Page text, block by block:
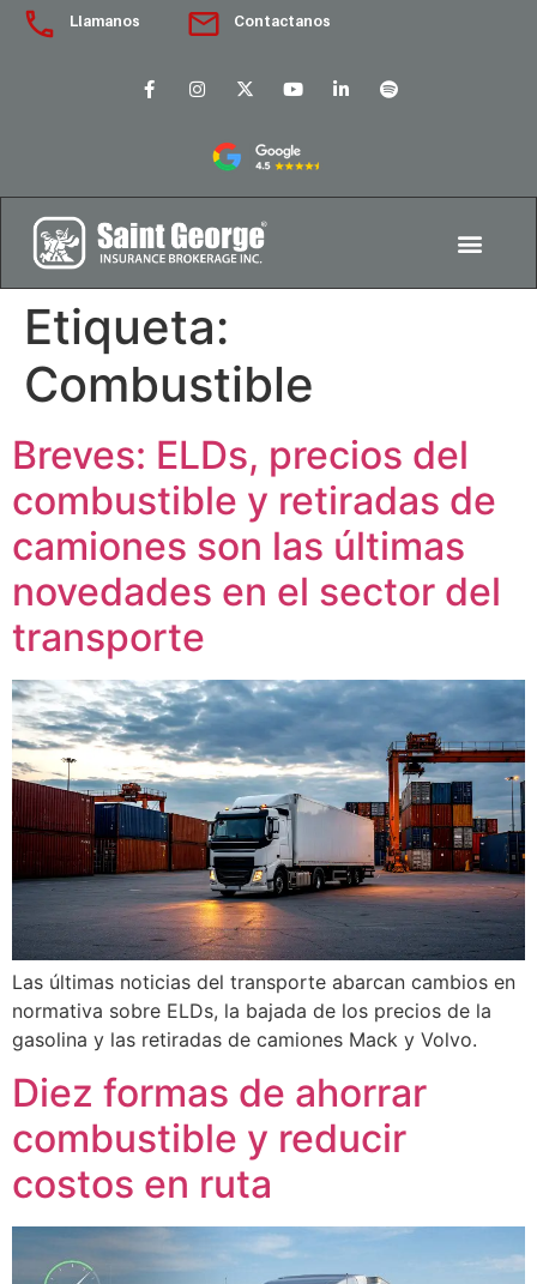
Llamanos Contactanos
Etiqueta:
Combustible
Breves: ELDs, precios del
combustible y retiradas de
camiones son las últimas
novedades en el sector del
transporte
Las últimas noticias del transporte abarcan cambios en
normativa sobre ELDs, la bajada de los precios de la
gasolina y las retiradas de camiones Mack y Volvo.
Diez formas de ahorrar
combustible y reducir
costos en ruta